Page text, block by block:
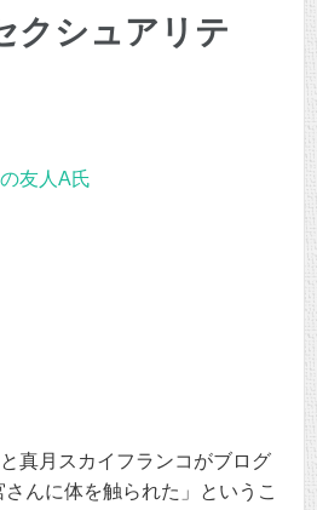
クシュアリテ
真月スカイフランコがブログ
んに体を触られた」というこ